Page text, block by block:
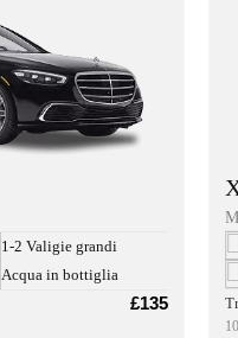
1-2 Valigie grandi
Acqua in bottiglia
£135